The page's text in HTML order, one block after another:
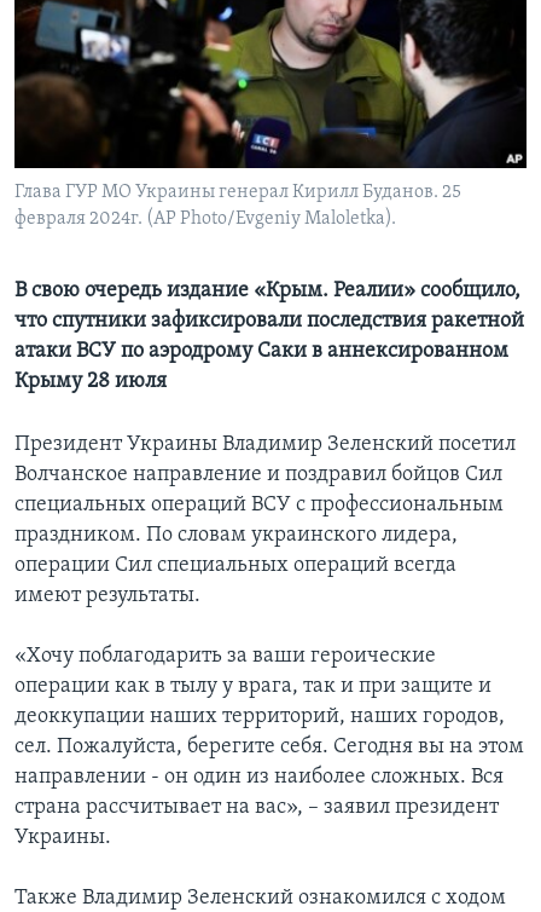
Learning English
СОЦИАЛЬНЫЕ СЕТИ
Языки
Глава ГУР МО Украины генерал Кирилл Буданов. 25
февраля 2024г. (AP Photo/Evgeniy Maloletka).
В свою очередь издание «Крым. Реалии» сообщило,
что спутники зафиксировали последствия ракетной
атаки ВСУ по аэродрому Саки в аннексированном
Крыму 28 июля
Президент Украины Владимир Зеленский посетил
Волчанское направление и поздравил бойцов Сил
специальных операций ВСУ с профессиональным
праздником. По словам украинского лидера,
операции Сил специальных операций всегда
имеют результаты.
«Хочу поблагодарить за ваши героические
операции как в тылу у врага, так и при защите и
деоккупации наших территорий, наших городов,
сел. Пожалуйста, берегите себя. Сегодня вы на этом
направлении - он один из наиболее сложных. Вся
страна рассчитывает на вас», – заявил президент
Украины.
Также Владимир Зеленский ознакомился с ходом